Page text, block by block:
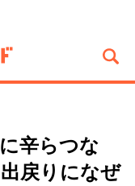
辛らつな
戻りになぜ